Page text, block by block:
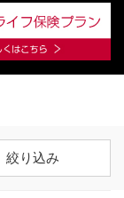
絞り込み